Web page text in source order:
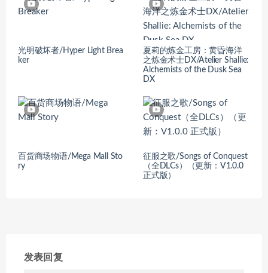
光明破坏者/Hyper Light Brea
ker
夏莉的炼金工房：黄昏海洋
之炼金术士DX/Atelier Shallie:
Alchemists of the Dusk Sea
DX
百货商场物语/Mega Mall Sto
ry
征服之歌/Songs of Conquest
（全DLCs）（更新：V1.0.0
正式版）
发表回复